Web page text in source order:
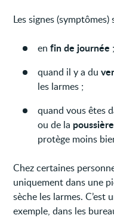
Les signes
enfin de journée ;
quand il y a du
les larmes ;
quand vous êtes
ou de la poussière
protège moins
Chez certaines
uniquement dans une
sèche les larmes.
exemple, dans les